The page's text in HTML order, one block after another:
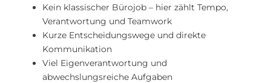
Kein klassischer Bürojob – hier zählt Tempo,
Verantwortung und Teamwork
Kurze Entscheidungswege und direkte
Kommunikation
Viel Eigenverantwortung und
abwechslungsreiche Aufgaben